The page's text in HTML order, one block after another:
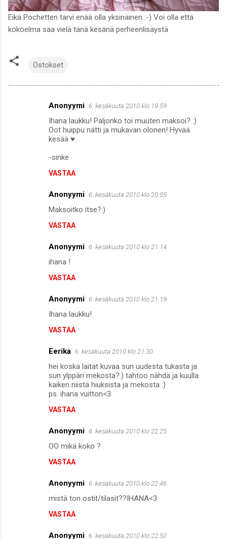
Eikä Pochetten tarvi enää olla yksinäinen :-) Voi olla että
kokoelma saa vielä tänä kesänä perheenlisäystä
Ostokset
Anonyymi 6. kesäkuuta 2010 klo 19.59
Ihana laukku! Paljonko toi muuten maksoi? :)
Oot huippu nätti ja mukavan olonen! Hyvää
kesää ♥
-sinke
VASTAA
Anonyymi 6. kesäkuuta 2010 klo 20.05
Maksoitko itse?:)
VASTAA
Anonyymi 6. kesäkuuta 2010 klo 21.14
ihana !
VASTAA
Anonyymi 6. kesäkuuta 2010 klo 21.19
Ihana laukku!
VASTAA
Eerika 6. kesäkuuta 2010 klo 21.30
hei koska laitat kuvaa sun uudesta tukasta ja
sun ylppäri mekosta?:) tahtoo nähdä ja kuulla
kaiken niistä hiuksista ja mekosta :)
ps. ihana vuitton<3
VASTAA
Anonyymi 6. kesäkuuta 2010 klo 22.25
OO mikä koko ?
VASTAA
Anonyymi 6. kesäkuuta 2010 klo 22.46
mistä ton ostit/tilasit??IHANA<3
VASTAA
Anonyymi 6. kesäkuuta 2010 klo 22.50